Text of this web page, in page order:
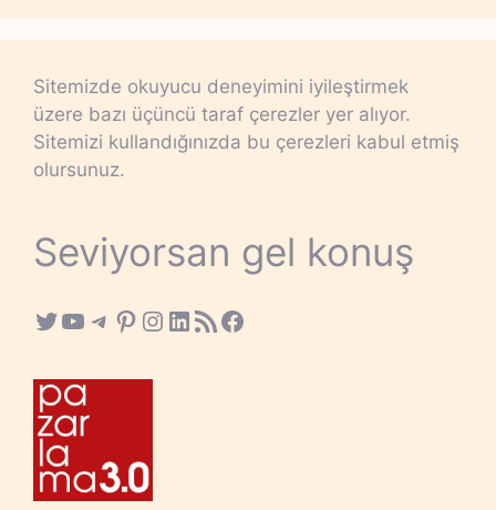
Sitemizde okuyucu deneyimini iyileştirmek
üzere bazı üçüncü taraf çerezler yer alıyor.
Sitemizi kullandığınızda bu çerezleri kabul etmiş
olursunuz.
Seviyorsan gel konuş
Twitter
YouTube
Telegram
Pinterest
Instagram
LinkedIn
RSS FeedFacebook